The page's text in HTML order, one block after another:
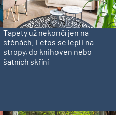
Tapety už nekončí jen na
stěnách. Letos se lepí i na
stropy, do knihoven nebo
šatních skříní